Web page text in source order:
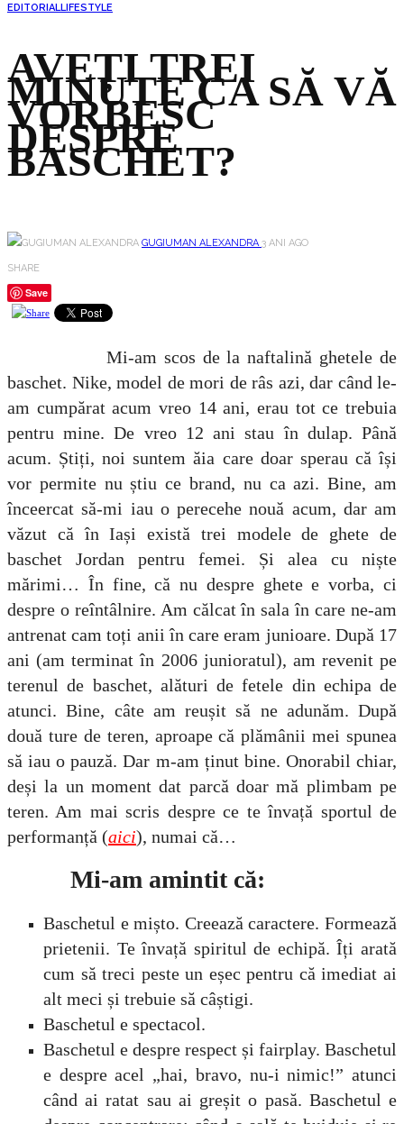
EDITORIALLIFESTYLE
AVEȚI TREI
MINUTE CA SĂ VĂ
VORBESC
DESPRE
BASCHET?
GUGIUMAN ALEXANDRA3 ANI AGO
SHARE
Save
Mi-am scos de la naftalină ghetele de
baschet. Nike, model de mori de râs azi, dar când le-
am cumpărat acum vreo 14 ani, erau tot ce trebuia
pentru mine. De vreo 12 ani stau în dulap. Până
acum. Știți, noi suntem ăia care doar sperau că își
vor permite nu știu ce brand, nu ca azi. Bine, am
înceercat să-mi iau o perecehe nouă acum, dar am
văzut că în Iași există trei modele de ghete de
baschet Jordan pentru femei. Și alea cu niște
mărimi… În fine, că nu despre ghete e vorba, ci
despre o reîntâlnire. Am călcat în sala în care ne-am
antrenat cam toți anii în care eram junioare. După 17
ani (am terminat în 2006 junioratul), am revenit pe
terenul de baschet, alături de fetele din echipa de
atunci. Bine, câte am reușit să ne adunăm. După
două ture de teren, aproape că plămânii mei spunea
să iau o pauză. Dar m-am ținut bine. Onorabil chiar,
deși la un moment dat parcă doar mă plimbam pe
teren. Am mai scris despre ce te învață sportul de
performanță (aici), numai că…
Mi-am amintit că:
Baschetul e mișto. Creează caractere. Formează
prietenii. Te învață spiritul de echipă. Îți arată
cum să treci peste un eșec pentru că imediat ai
alt meci și trebuie să câștigi.
Baschetul e spectacol.
Baschetul e despre respect și fairplay. Baschetul
e despre acel „hai, bravo, nu-i nimic!” atunci
când ai ratat sau ai greșit o pasă. Baschetul e